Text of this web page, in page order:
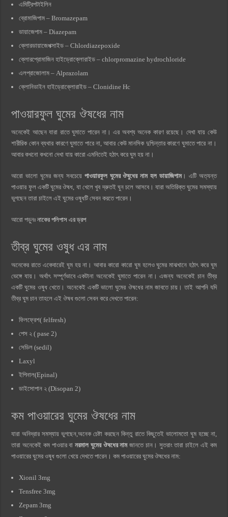
এমিট্রিপটাইলিন
ব্রোমাজিপাম – Bromazepam
ডায়াজেপাম – Diazepam
ক্লোরডায়াজেপক্সাইড – Chlordiazepoxide
ক্লোরপ্রোমাজিন হাইড্রোক্লোরাইড – chlorpromazine hydrochloride
এলপ্রাজোলাম – Alprazolam
ক্লোনিডাইন হাইড্রোক্লোরাইড – Clonidine Hc
পাওয়ারফুল ঘুমের ঔষধের নাম
অনেকেই আছেন যারা রাতে ঘুমাতে পারেন না। এর অবশ্য অনেক কারণ রয়েছে। দেখা যায় কেউ
শারীরিক কোন ব্যথার কারণে ঘুমাতে পারে না, আবার কেউ মানসিক দুশ্চিন্তার কারণে ঘুমাতে পারে না।
আবার কখনো কখনো দেখা যায় কারো এমনিতেই হঠাৎ করে ঘুম হয় না।
আরো ভালো ঘুমের জন্য সবচেয়ে পাওয়ারফুল ঘুমের ঔষুধের নাম হল ডায়াজিপাম। এটি অত্যন্ত
পাওয়ার ফুল একটি ঘুমের ঔষধ, যা খেলে খুব দ্রুতই ঘুন চলে আসবে। যারা অতিরিক্ত ঘুমের সমস্যায়
ভুগছেন তারা চাইলে এই ঘুমের ওষুধটি সেবন করতে পারেন।
আরো পড়ুনঃনাকের পলিপাস এর ড্রপ
তীব্র ঘুমের ওষুধ এর নাম
অনেকের রাতে একেবারেই ঘুম হয় না। আবার কারো কারো ঘুম হলেও ঘুমের মাঝখানে হঠাৎ করে ঘুম
ভেঙ্গে যায়। অর্থাৎ সম্পূর্ণভাবে একটানা অনেকেই ঘুমাতে পারেন না। এজন্য অনেকেই চান তীব্র
একটি ঘুমের ওষুধ খেতে। অনেকেই একটি ভালো ঘুমের ঔষধের নাম জাবতে চায়। তাই আপনি যদি
তীব্র ঘুম চান তাহলে এই ঔষধ গুলো সেবন করে দেখতে পারেন:
ফিলফ্রেশ( felfresh)
পেস ২ ( pase 2)
সেডিল (sedil)
Laxyl
ইপিনাল(Epinal)
ডাইসোপান ২ (Disopan 2)
কম পাওয়ারের ঘুমের ঔষধের নাম
যারা অনিদ্রার সমস্যায় ভুগছেন,অনেক চেষ্টা করছেন কিন্তু রাতে কিছুতেই ভালোমতো ঘুম হচ্ছে না,
তারা অনেকেই কম পাওয়ার বানরমাল ঘুমের ঔষধের নামজানতে চান। সুতরাং তারা চাইলে এই কম
পাওয়ারের ঘুমের ওষুধ গুলো খেয়ে দেখতে পারেন। কম পাওয়ারের ঘুমের ঔষধের নাম:
Xionil 3mg
Tensfree 3mg
Zepam 3mg